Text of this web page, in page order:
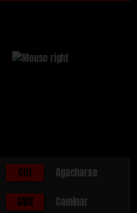
Ctrl Agacharse
Shift Caminar